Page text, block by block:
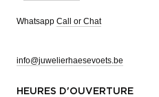
Whatsapp Call or Chat
info@juwelierhaesevoets.be
HEURES D'OUVERTURE